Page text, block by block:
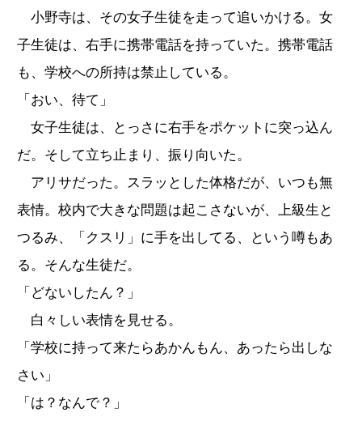
小野寺は、その女子生徒を走って追いかける。女
子生徒は、右手に携帯電話を持っていた。携帯電話
も、学校への所持は禁止している。
「おい、待て」
女子生徒は、とっさに右手をポケットに突っ込ん
だ。そして立ち止まり、振り向いた。
アリサだった。スラッとした体格だが、いつも無
表情。校内で大きな問題は起こさないが、上級生と
つるみ、「クスリ」に手を出してる、という噂もあ
る。そんな生徒だ。
「どないしたん？」
白々しい表情を見せる。
「学校に持って来たらあかんもん、あったら出しな
さい」
「は？なんで？」